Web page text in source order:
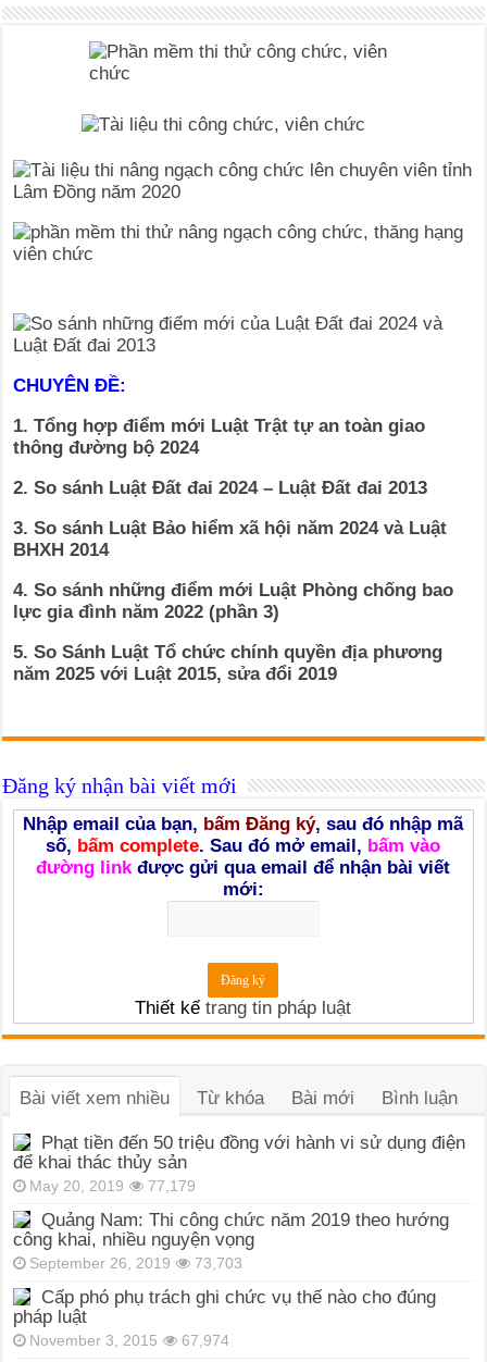
CHUYÊN ĐỀ:
1. Tổng hợp điểm mới Luật Trật tự an toàn giao
thông đường bộ 2024
2. So sánh Luật Đất đai 2024 – Luật Đất đai 2013
3. So sánh Luật Bảo hiểm xã hội năm 2024 và Luật
BHXH 2014
4. So sánh những điểm mới Luật Phòng chống bao
lực gia đình năm 2022 (phần 3)
5. So Sánh Luật Tổ chức chính quyền địa phương
năm 2025 với Luật 2015, sửa đổi 2019
Đăng ký nhận bài viết mới
Nhập email của bạn, bấm Đăng ký, sau đó nhập mã
số, bấm complete. Sau đó mở email, bấm vào
đường link được gửi qua email để nhận bài viết
mới:
Thiết kếtrang tin pháp luật
Bài viết xem nhiều Từ khóa Bài mới Bình luận
Phạt tiền đến 50 triệu đồng với hành vi sử dụng điện
để khai thác thủy sản
May 20, 2019 77,179
Quảng Nam: Thi công chức năm 2019 theo hướng
công khai, nhiều nguyện vọng
September 26, 2019 73,703
Cấp phó phụ trách ghi chức vụ thế nào cho đúng
pháp luật
November 3, 2015 67,974